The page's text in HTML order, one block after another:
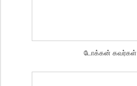
டோக்கன் கவர்கள்